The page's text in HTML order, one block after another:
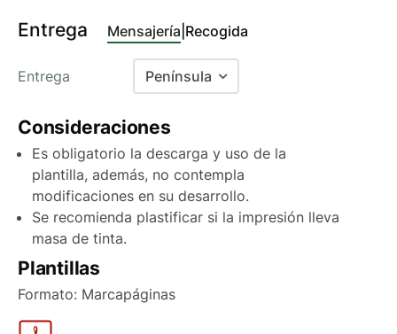
Creativos
Tintoretto Touch Class 300 g/m2
Negro
Entrega Mensajería Recogida
Entrega
Península
Canarias Aéreo
Canarias Marítimo
Península
Andorra
Consideraciones
Es obligatorio la descarga y uso de la
plantilla, además, no contempla
modificaciones en su desarrollo.
Se recomienda plastificar si la impresión lleva
masa de tinta.
Plantillas
Formato: Marcapáginas